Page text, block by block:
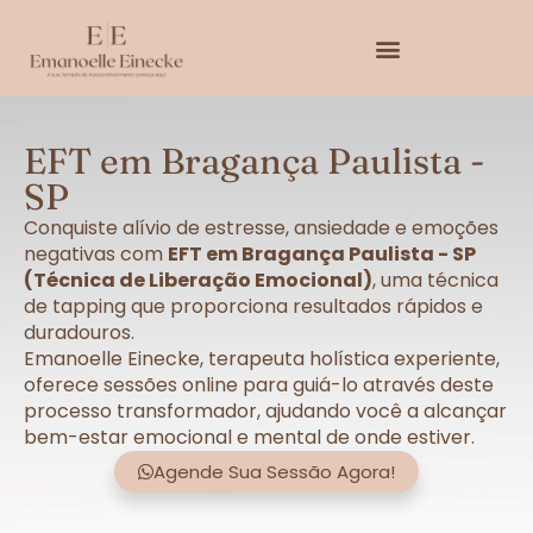
EFT em Bragança Paulista -
SP
Conquiste alívio de estresse, ansiedade e emoções
negativas com EFT em Bragança Paulista - SP
(Técnica de Liberação Emocional), uma técnica
de tapping que proporciona resultados rápidos e
duradouros.
Emanoelle Einecke, terapeuta holística experiente,
oferece sessões online para guiá-lo através deste
processo transformador, ajudando você a alcançar
bem-estar emocional e mental de onde estiver.
Agende Sua Sessão Agora!